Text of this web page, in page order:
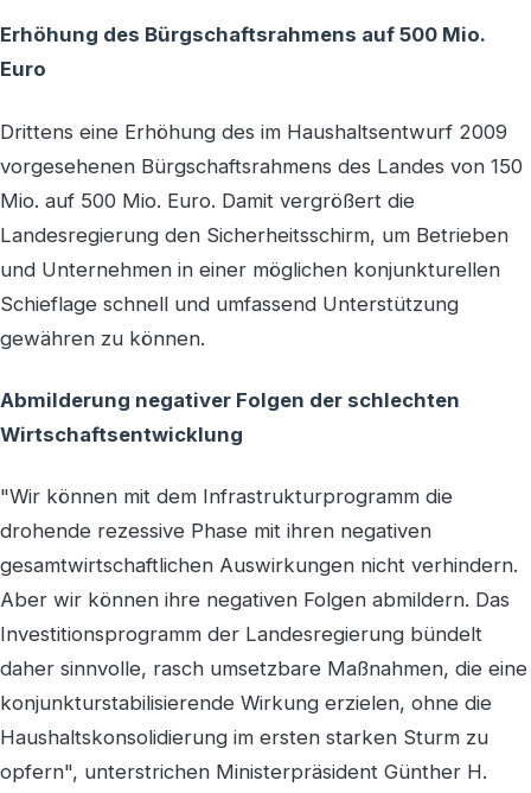
Erhöhung des Bürgschaftsrahmens auf 500 Mio.
Euro
Drittens eine Erhöhung des im Haushaltsentwurf 2009
vorgesehenen Bürgschaftsrahmens des Landes von 150
Mio. auf 500 Mio. Euro. Damit vergrößert die
Landesregierung den Sicherheitsschirm, um Betrieben
und Unternehmen in einer möglichen konjunkturellen
Schieflage schnell und umfassend Unterstützung
gewähren zu können.
Abmilderung negativer Folgen der schlechten
Wirtschaftsentwicklung
"Wir können mit dem Infrastrukturprogramm die
drohende rezessive Phase mit ihren negativen
gesamtwirtschaftlichen Auswirkungen nicht verhindern.
Aber wir können ihre negativen Folgen abmildern. Das
Investitionsprogramm der Landesregierung bündelt
daher sinnvolle, rasch umsetzbare Maßnahmen, die eine
konjunkturstabilisierende Wirkung erzielen, ohne die
Haushaltskonsolidierung im ersten starken Sturm zu
opfern", unterstrichen Ministerpräsident Günther H.